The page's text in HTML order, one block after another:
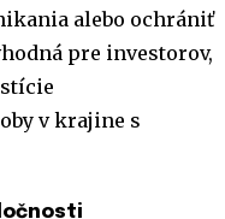
alebo ochrániť
pre investorov,
v krajine s